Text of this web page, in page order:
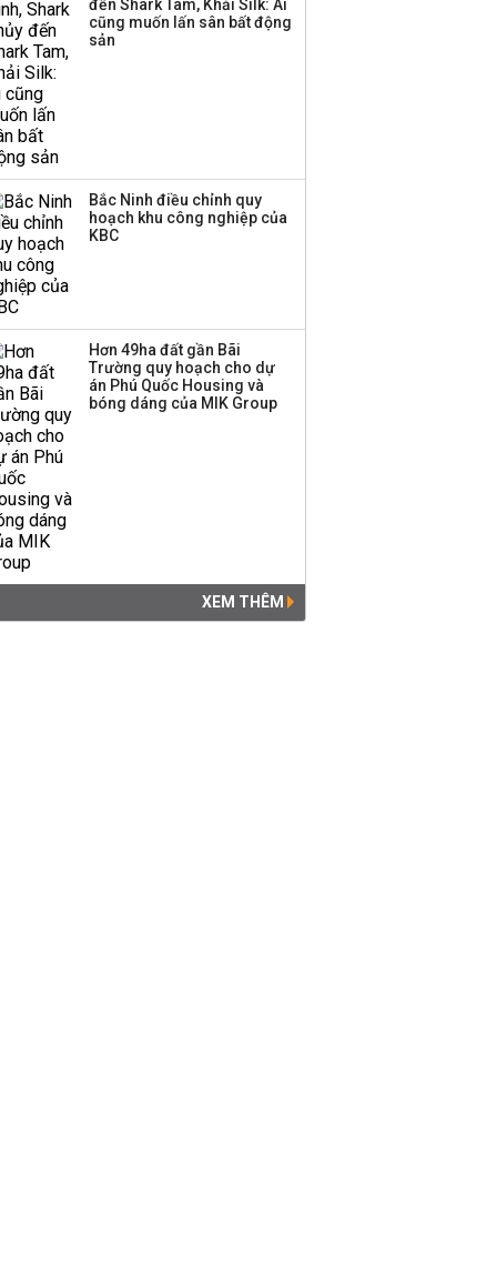
hơn 3.600 tỷ, lãi suất
trả lên tới 10%/năm
đến Shark Tam, Khải Silk: Ai
cũng muốn lấn sân bất động
sản
Bắc Ninh điều chỉnh quy
hoạch khu công nghiệp của
KBC
Hơn 49ha đất gần Bãi
Trường quy hoạch cho dự
án Phú Quốc Housing và
bóng dáng của MIK Group
XEM THÊM